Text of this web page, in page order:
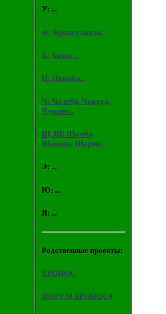
У: ...
Ф: Франгуланди...
Х: Хотко...
Ц: Цвижба...
Ч: Челеби, Чкадуа,
Чурсин...
Ш, Щ: Шамба,
Шанава, Шария...
Э: ...
Ю: ...
Я: ...
Родственные проекты:
ХРОНОС
ФОРУМ ХРОНОСА